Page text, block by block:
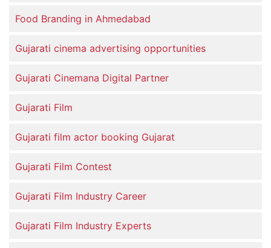
Food Branding in Ahmedabad
Gujarati cinema advertising opportunities
Gujarati Cinemana Digital Partner
Gujarati Film
Gujarati film actor booking Gujarat
Gujarati Film Contest
Gujarati Film Industry Career
Gujarati Film Industry Experts